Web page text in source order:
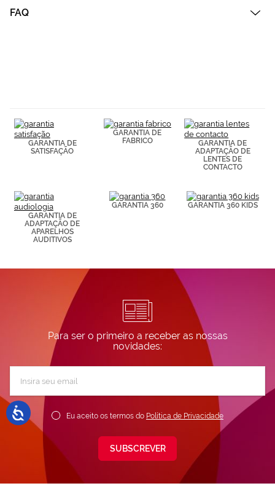
FAQ
GARANTIA DE
SATISFAÇÃO
GARANTIA DE
FABRICO
GARANTIA DE
ADAPTAÇÃO DE
LENTES DE
CONTACTO
GARANTIA DE
ADAPTAÇÃO DE
APARELHOS
AUDITIVOS
GARANTIA 360 GARANTIA 360 KIDS
Para ser o primeiro a receber as nossas
novidades:
Newsletter:
Eu aceito os termos do Política de Privacidade
SUBSCREVER